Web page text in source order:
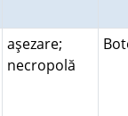
aşezare;
necropolă